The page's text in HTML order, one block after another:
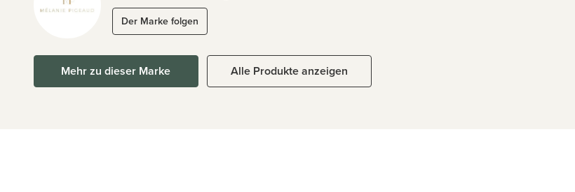
Der Marke folgen
Mehr zu dieser Marke Alle Produkte anzeigen